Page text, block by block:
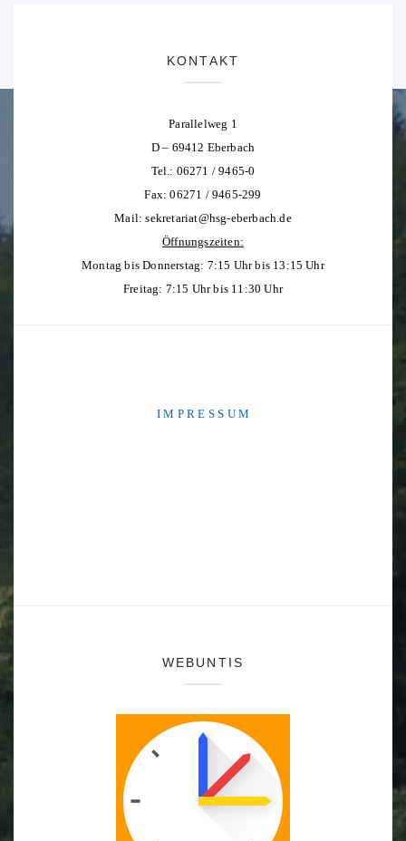
KONTAKT
Parallelweg 1
D – 69412 Eberbach
Tel.: 06271 / 9465-0
Fax: 06271 / 9465-299
Mail:sekretariat@hsg-eberbach.de
Öffnungszeiten:
Montag bis Donnerstag: 7:15 Uhr bis 13:15 Uhr
Freitag: 7:15 Uhr bis 11:30 Uhr
I M P R E S S U M
WEBUNTIS